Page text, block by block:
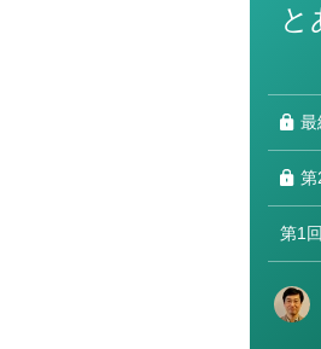
と
リ
最
第
第1回